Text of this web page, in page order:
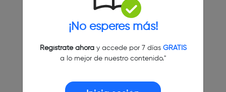
¡No esperes más!
Regístrate ahoray accede por 7 días GRATIS
a lo mejor de nuestro contenido."